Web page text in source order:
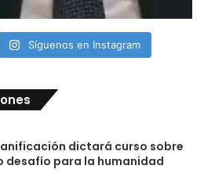
Síguenos en Instagram
dictará curso sobre
desafío para la humanidad